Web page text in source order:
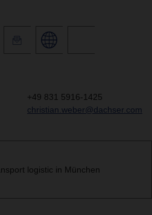
+49 831 5916-1425
christian.weber@dachser.com
logistic in München